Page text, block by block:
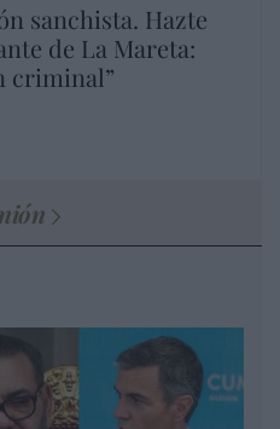
sanchista. Hazte
de La Mareta:
criminal”